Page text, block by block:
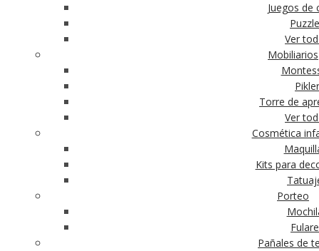
Juegos de
Ver
Mobiliarios
Pikler
Torre de
Ver
Cosmética
Kits para
Porteo
Pañales de